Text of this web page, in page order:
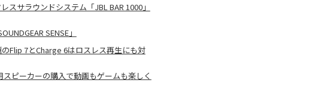
スサラウンドシステム「JBL BAR 1000」
SENSE」
Flip 7とCharge 6はロスレス再生にも対
スピーカーの購入で動画もゲームも楽しく